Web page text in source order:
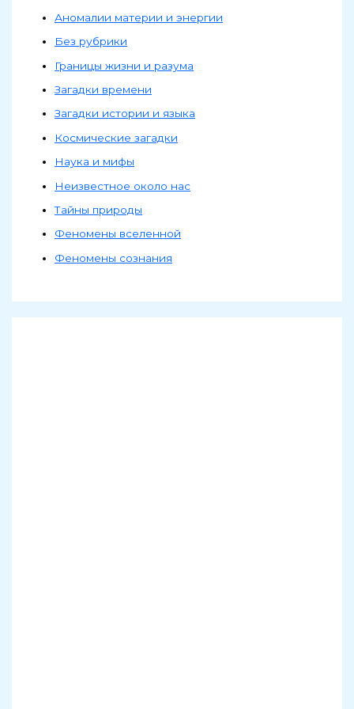
Аномалии материи и энергии
Без рубрики
Границы жизни и разума
Загадки времени
Загадки истории и языка
Космические загадки
Наука и мифы
Неизвестное около нас
Тайны природы
Феномены вселенной
Феномены сознания